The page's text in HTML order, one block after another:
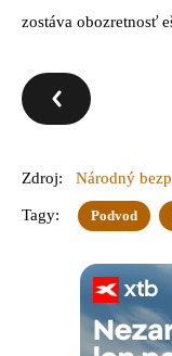
zostáva obozretnosť
Zdroj: Národný
Tagy: Podvod